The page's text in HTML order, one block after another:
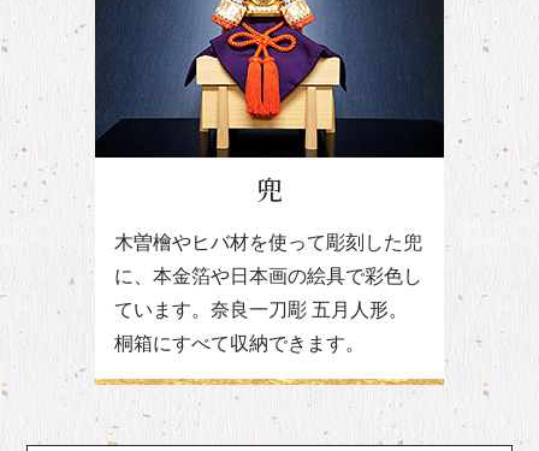
兜
木曽檜やヒバ材を使って彫刻した兜
に、本金箔や日本画の絵具で彩色し
ています。奈良一刀彫 五月人形。
桐箱にすべて収納できます。